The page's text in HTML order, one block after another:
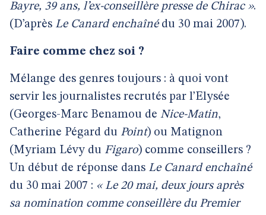
Bayre, 39 ans, l’ex-conseillère presse de Chirac ».
(D’après Le Canard enchaînédu 30 mai 2007).
Faire comme chez soi ?
Mélange des genres toujours : à quoi vont
servir les journalistes recrutés par l’Elysée
(Georges-Marc Benamou de Nice-Matin,
Catherine Pégard du Point) ou Matignon
(Myriam Lévy du Figaro) comme conseillers ?
Un début de réponse dans Le Canard enchaîné
du 30 mai 2007 : « Le 20 mai, deux jours après
sa nomination comme conseillère du Premier